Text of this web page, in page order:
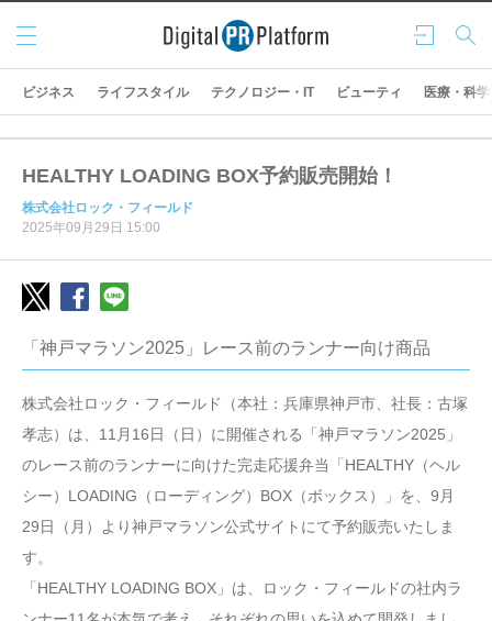
ログ
イン
検索
メニ
ュー
ビジネス ライフスタイル テクノロジー・IT ビューティ 医療・科学
HEALTHY LOADING BOX予約販売開始！
株式会社ロック・フィールド
2025年09月29日 15:00
「神戸マラソン2025」レース前のランナー向け商品
株式会社ロック・フィールド（本社：兵庫県神戸市、社長：古塚
孝志）は、11月16日（日）に開催される「神戸マラソン2025」
のレース前のランナーに向けた完走応援弁当「HEALTHY（ヘル
シー）LOADING（ローディング）BOX（ボックス）」を、9月
29日（月）より神戸マラソン公式サイトにて予約販売いたしま
す。
「HEALTHY LOADING BOX」は、ロック・フィールドの社内ラ